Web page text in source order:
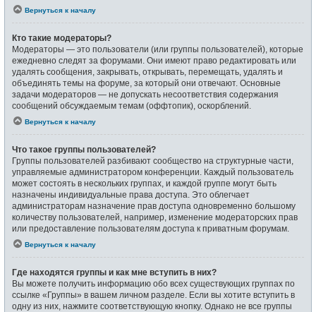
Вернуться к началу
Кто такие модераторы?
Модераторы — это пользователи (или группы пользователей), которые
ежедневно следят за форумами. Они имеют право редактировать или
удалять сообщения, закрывать, открывать, перемещать, удалять и
объединять темы на форуме, за который они отвечают. Основные
задачи модераторов — не допускать несоответствия содержания
сообщений обсуждаемым темам (оффтопик), оскорблений.
Вернуться к началу
Что такое группы пользователей?
Группы пользователей разбивают сообщество на структурные части,
управляемые администратором конференции. Каждый пользователь
может состоять в нескольких группах, и каждой группе могут быть
назначены индивидуальные права доступа. Это облегчает
администраторам назначение прав доступа одновременно большому
количеству пользователей, например, изменение модераторских прав
или предоставление пользователям доступа к приватным форумам.
Вернуться к началу
Где находятся группы и как мне вступить в них?
Вы можете получить информацию обо всех существующих группах по
ссылке «Группы» в вашем личном разделе. Если вы хотите вступить в
одну из них, нажмите соответствующую кнопку. Однако не все группы